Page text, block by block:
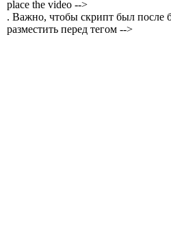
place the video -->
. Важно, чтобы скрипт был после
разместить перед тегом -->